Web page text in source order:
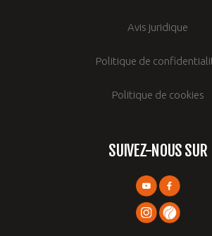
Avis juridique
Politique de
Politique de cookies
SUIVEZ-NOUS SUR